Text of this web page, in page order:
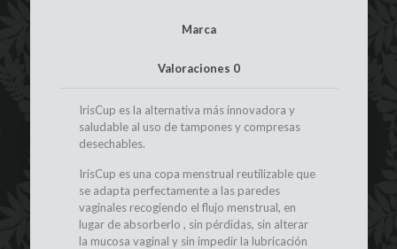
Marca
Valoraciones 0
IrisCup es la alternativa más innovadora y
saludable al uso de tampones y compresas
desechables.
IrisCup es una copa menstrual reutilizable que
se adapta perfectamente a las paredes
vaginales recogiendo el flujo menstrual, en
lugar de absorberlo , sin pérdidas, sin alterar
la mucosa vaginal y sin impedir la lubricación